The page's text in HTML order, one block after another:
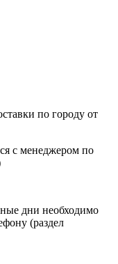
по городу от
с менеджером по
дни необходимо
(раздел